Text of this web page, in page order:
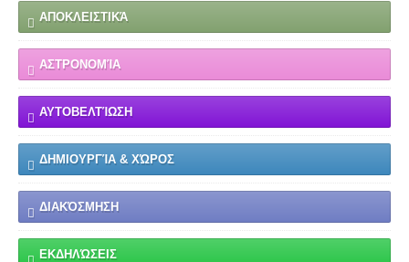
ΑΠΟΚΛΕΙΣΤΙΚΆ
ΑΣΤΡΟΝΟΜΊΑ
ΑΥΤΟΒΕΛΤΊΩΣΗ
ΔΗΜΙΟΥΡΓΊΑ & ΧΏΡΟΣ
ΔΙΑΚΌΣΜΗΣΗ
ΕΚΔΗΛΏΣΕΙΣ